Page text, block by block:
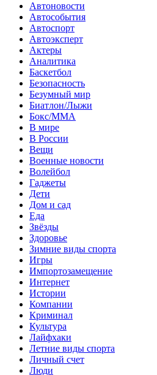
Автоновости
Автособытия
Автоспорт
Автоэксперт
Актеры
Аналитика
Баскетбол
Безопасность
Безумный мир
Биатлон/Лыжи
Бокс/MMA
В мире
В России
Вещи
Военные новости
Волейбол
Гаджеты
Дети
Дом и сад
Еда
Звёзды
Здоровье
Зимние виды спорта
Игры
Импортозамещение
Интернет
Истории
Компании
Криминал
Культура
Лайфхаки
Летние виды спорта
Личный счет
Люди